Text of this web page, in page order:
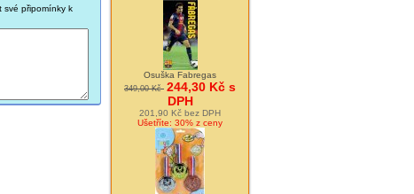
své připomínky k
Osuška Fabregas
349,00 Kč 244,30 Kč s
DPH
201,90 Kč bez DPH
Ušetříte: 30% z ceny